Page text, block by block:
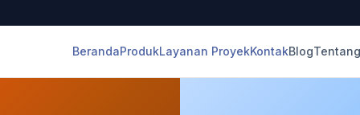
BerandaProdukLayanan ProyekKontakBlog